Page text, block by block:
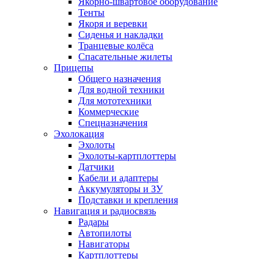
Тенты
Якоря и веревки
Сиденья и накладки
Транцевые колёса
Спасательные жилеты
Прицепы
Общего назначения
Для водной техники
Для мототехники
Коммерческие
Спецназначения
Эхолокация
Эхолоты
Эхолоты-картплоттеры
Датчики
Кабели и адаптеры
Аккумуляторы и ЗУ
Подставки и крепления
Навигация и радиосвязь
Радары
Автопилоты
Навигаторы
Картплоттеры